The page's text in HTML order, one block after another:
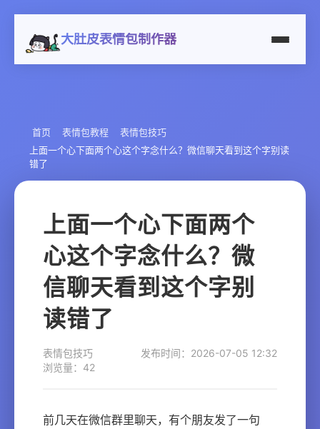
大肚皮表情包制作器
首页 表情包教程
表情包技巧
上面一个心下面两个心这个字念什么？微信聊天看到这个字别读
错了
上面一个心下面两个
心这个字念什么？微
信聊天看到这个字别
读错了
表情包技巧
发布时间：2026-07-05 12:32
浏览量：42
前几天在微信群里聊天，有个朋友发了一句